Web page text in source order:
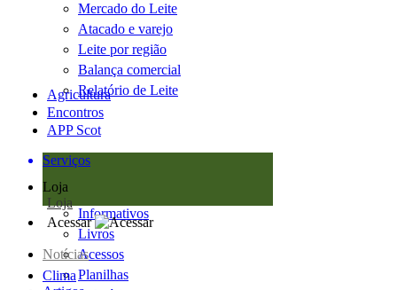
Mercado do Leite
Atacado e varejo
Leite por região
Balança comercial
Relatório de Leite
Agricultura
Encontros
APP Scot
Serviços
Loja
Loja
Informativos
Livros
Acessos
Planilhas
Acessar
Notícias
Clima